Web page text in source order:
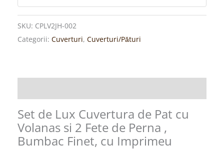
SKU: CPLV2JH-002
Categorii: Cuverturi, Cuverturi/Pături
Set de Lux Cuvertura de Pat cu
Volanas si 2 Fete de Perna ,
Bumbac Finet, cu Imprimeu